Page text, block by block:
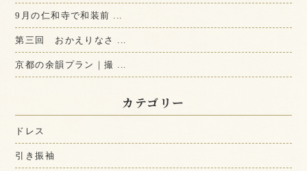
9月の仁和寺で和装前 ...
第三回 おかえりなさ ...
京都の余韻プラン｜撮 ...
カテゴリー
ドレス
引き振袖